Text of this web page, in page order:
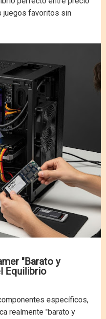
juegos favoritos sin
"Barato y
Equilibrio
específicos,
realmente "barato y